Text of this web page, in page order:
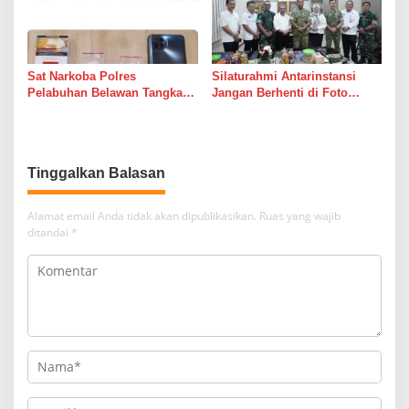
Sat Narkoba Polres
Pelabuhan Belawan Tangkap
Silaturahmi Antarinstansi
Jangan Berhenti di Foto
Tinggalkan Balasan
Alamat email Anda tidak akan dipublikasikan. Ruas yang wajib
ditandai *